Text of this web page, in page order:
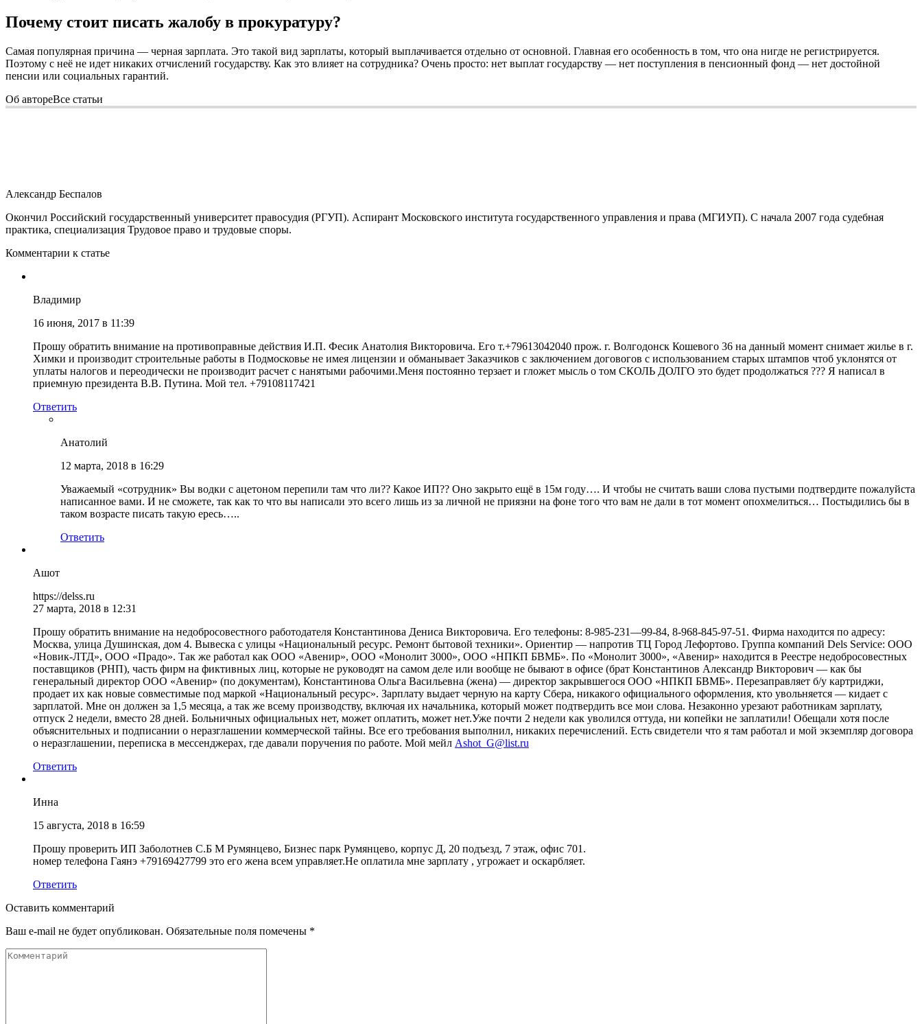
Почему стоит писать жалобу в прокуратуру?
Самая популярная причина — черная зарплата. Это такой вид зарплаты, который выплачивается отдельно от основной. Главная его особенность в том, что она нигде не регистрируется.
Поэтому с неё не идет никаких отчислений государству. Как это влияет на сотрудника? Очень просто: нет выплат государству — нет поступления в пенсионный фонд — нет достойной
пенсии или социальных гарантий.
Об автореВсе статьи
Александр Беспалов
Окончил Российский государственный университет правосудия (РГУП). Аспирант Московского института государственного управления и права (МГИУП). С начала 2007 года судебная
практика, специализация Трудовое право и трудовые споры.
Комментарии к статье
Владимир
16 июня, 2017 в 11:39
Прошу обратить внимание на противоправные действия И.П. Фесик Анатолия Викторовича. Его т.+79613042040 прож. г. Волгодонск Кошевого 36 на данный момент снимает жилье в г.
Химки и производит строительные работы в Подмосковье не имея лицензии и обманывает Заказчиков с заключением договогов с использованием старых штампов чтоб уклонятся от
уплаты налогов и переодически не производит расчет с нанятыми рабочими.Меня постоянно терзает и гложет мысль о том СКОЛЬ ДОЛГО это будет продолжаться ??? Я написал в
приемную президента В.В. Путина. Мой тел. +79108117421
Ответить
Анатолий
12 марта, 2018 в 16:29
Уважаемый «сотрудник» Вы водки с ацетоном перепили там что ли?? Какое ИП?? Оно закрыто ещё в 15м году…. И чтобы не считать ваши слова пустыми подтвердите пожалуйста
написанное вами. И не сможете, так как то что вы написали это всего лишь из за личной не приязни на фоне того что вам не дали в тот момент опохмелиться… Постыдились бы в
таком возрасте писать такую ересь…..
Ответить
Ашот
https://delss.ru
27 марта, 2018 в 12:31
Прошу обратить внимание на недобросовестного работодателя Константинова Дениса Викторовича. Его телефоны: 8-985-231—99-84, 8-968-845-97-51. Фирма находится по адресу:
Москва, улица Душинская, дом 4. Вывеска с улицы «Национальный ресурс. Ремонт бытовой техники». Ориентир — напротив ТЦ Город Лефортово. Группа компаний Dels Service: ООО
«Новик-ЛТД», ООО «Прадо». Так же работал как ООО «Авенир», ООО «Монолит 3000», ООО «НПКП БВМБ». По «Монолит 3000», «Авенир» находится в Реестре недобросовестных
поставщиков (РНП), часть фирм на фиктивных лиц, которые не руководят на самом деле или вообще не бывают в офисе (брат Константинов Александр Викторович — как бы
генеральный директор ООО «Авенир» (по документам), Константинова Ольга Васильевна (жена) — директор закрывшегося ООО «НПКП БВМБ». Перезаправляет б/у картриджи,
продает их как новые совместимые под маркой «Национальный ресурс». Зарплату выдает черную на карту Сбера, никакого официального оформления, кто увольняется — кидает с
зарплатой. Мне он должен за 1,5 месяца, а так же всему производству, включая их начальника, который может подтвердить все мои слова. Незаконно урезают работникам зарплату,
отпуск 2 недели, вместо 28 дней. Больничных официальных нет, может оплатить, может нет.Уже почти 2 недели как уволился оттуда, ни копейки не заплатили! Обещали хотя после
объяснительных и подписании о неразглашении коммерческой тайны. Все его требования выполнил, никаких перечислений. Есть свидетели что я там работал и мой экземпляр договора
о неразглашении, переписка в мессенджерах, где давали поручения по работе. Мой мейл Ashot_G@list.ru
Ответить
Инна
15 августа, 2018 в 16:59
Прошу проверить ИП Заболотнев С.Б М Румянцево, Бизнес парк Румянцево, корпус Д, 20 подъезд, 7 этаж, офис 701.
номер телефона Гаянэ +79169427799 это его жена всем управляет.Не оплатила мне зарплату , угрожает и оскарбляет.
Ответить
Оставить комментарий
Ваш e-mail не будет опубликован. Обязательные поля помечены *